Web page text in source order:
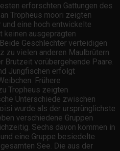
erforschten Gattungen des
Tropheus moori zeigten
eine hoch entwickelte
keinen ausgeprägten
Geschlechter verteidigen
zu vielen anderen Maulbrütern
Brutzeit vorübergehende Paare.
Jungfischen erfolgt
Frühere
Tropheus zeigten
Unterschiede zwischen
wurde als der ursprünglichste
verschiedene Gruppen
Sechs davon kommen in
eine Gruppe besiedelte
See. Die aus der